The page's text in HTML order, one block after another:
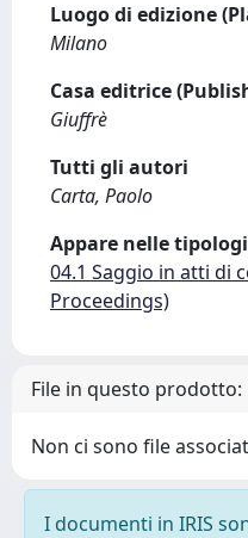
Luogo di edizione
Milano
Casa editrice
Giuffrè
Tutti gli autori
Carta, Paolo
Appare nelle
04.1 Saggio in atti di
Proceedings)
File in questo prodotto:
Non ci sono file
I documenti in IRIS